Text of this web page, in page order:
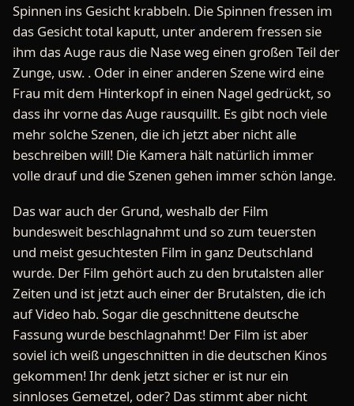
Spinnen ins Gesicht krabbeln. Die Spinnen fressen im
das Gesicht total kaputt, unter anderem fressen sie
ihm das Auge raus die Nase weg einen großen Teil der
Zunge, usw. . Oder in einer anderen Szene wird eine
Frau mit dem Hinterkopf in einen Nagel gedrückt, so
dass ihr vorne das Auge rausquillt. Es gibt noch viele
mehr solche Szenen, die ich jetzt aber nicht alle
beschreiben will! Die Kamera hält natürlich immer
volle drauf und die Szenen gehen immer schön lange.
Das war auch der Grund, weshalb der Film
bundesweit beschlagnahmt und so zum teuersten
und meist gesuchtesten Film in ganz Deutschland
wurde. Der Film gehört auch zu den brutalsten aller
Zeiten und ist jetzt auch einer der Brutalsten, die ich
auf Video hab. Sogar die geschnittene deutsche
Fassung wurde beschlagnahmt! Der Film ist aber
soviel ich weiß ungeschnitten in die deutschen Kinos
gekommen! Ihr denk jetzt sicher er ist nur ein
sinnloses Gemetzel, oder? Das stimmt aber nicht